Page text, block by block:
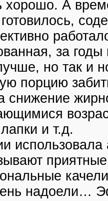
хорошо. А
за
но так и
порцию
снижение
и т.д.
надоели…